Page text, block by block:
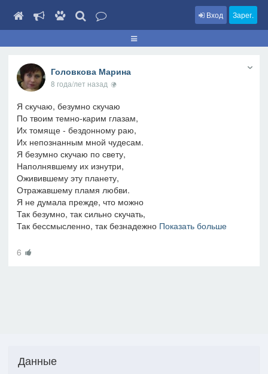
Вход Зарег.
Головкова Марина
8 года/лет назад
Я скучаю, безумно скучаю
По твоим темно-карим глазам,
Их томяще - бездонному раю,
Их непознанным мной чудесам.
Я безумно скучаю по свету,
Наполнявшему их изнутри,
Оживившему эту планету,
Отражавшему пламя любви.
Я не думала прежде, что можно
Так безумно, так сильно скучать,
Так бессмысленно, так безнадежно Показать больше
6
Данные